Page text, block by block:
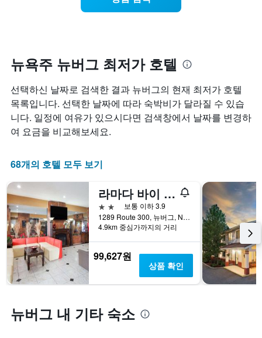
균
요
금
을
표
시
하
개
Y
축
이
있
습
니
다.
1
의
X
축
이
있
다.
트
에
는
객
실
의
평
균
요
금
표
시
수
록
실
요
금
이
어
변
하
는
지
보
여
줍
니
다.
차
트
투
숙
뉴욕주 뉴버그 최저가 호텔
선택하신 날짜로 검색한 결과 뉴버그의 현재 최저가 호텔
목록입니다. 선택한 날짜에 따라 숙박비가 달라질 수 있습
니다. 일정에 여유가 있으시다면 검색창에서 날짜를 변경하
여 요금을 비교해보세요.
68개의 호텔 모두 보기
라마다 바이 윈덤 뉴뉴버그/웨스트 포인트
2성급
보통 이하 3.9
1289 Route 300, 뉴버그, NY, 미국
4.9km 중심가까지의 거리
99,627원
상품 확인
뉴버그 내 기타 숙소